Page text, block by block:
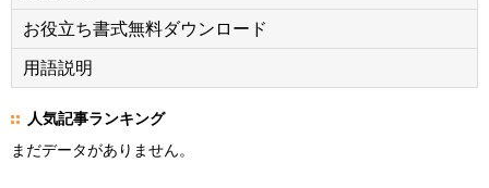
お役立ち書式無料ダウンロード
用語説明
人気記事ランキング
まだデータがありません。